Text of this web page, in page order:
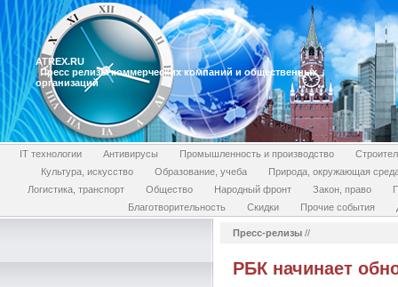
ATREX.RU
Пресс релизы коммерческих компаний и общественных
организаций
IT технологии Антивирусы Промышленность и производство
Культура, искусство
Образование, учеба
Природа, окружающая
Логистика, транспорт
Общество Народный фронт Закон, право
Благотворительность
Скидки Прочие события
Пресс-релизы //
РБК начинает